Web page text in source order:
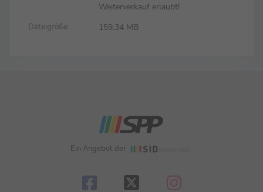
Weiterverkauf erlaubt!
Dateigröße 159.34 MB
Ein Angebot der